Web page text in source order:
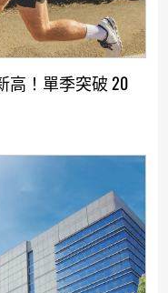
高！單季突破 20